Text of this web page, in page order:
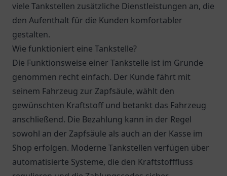
viele Tankstellen zusätzliche Dienstleistungen an, die
den Aufenthalt für die Kunden komfortabler
gestalten.
Wie funktioniert eine Tankstelle?
Die Funktionsweise einer Tankstelle ist im Grunde
genommen recht einfach. Der Kunde fährt mit
seinem Fahrzeug zur Zapfsäule, wählt den
gewünschten Kraftstoff und betankt das Fahrzeug
anschließend. Die Bezahlung kann in der Regel
sowohl an der Zapfsäule als auch an der Kasse im
Shop erfolgen. Moderne Tankstellen verfügen über
automatisierte Systeme, die den Kraftstofffluss